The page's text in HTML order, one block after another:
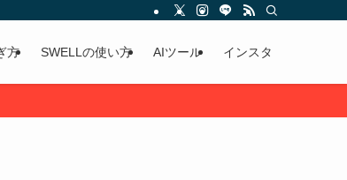
方 SWELLの使い方 AIツール インスタ